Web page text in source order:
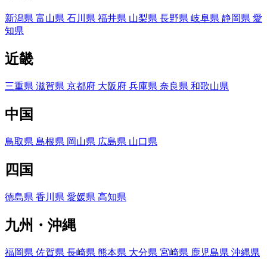
新潟県 富山県 石川県 福井県 山梨県 長野県 岐阜県 静岡県 愛
知県
近畿
三重県 滋賀県 京都府 大阪府 兵庫県 奈良県 和歌山県
中国
鳥取県 島根県 岡山県 広島県 山口県
四国
徳島県 香川県 愛媛県 高知県
九州・沖縄
福岡県 佐賀県 長崎県 熊本県 大分県 宮崎県 鹿児島県 沖縄県